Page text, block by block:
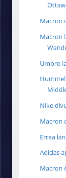
Macron
Macron
Umbro
Nike
Macron
Errea
Adidas
Macron